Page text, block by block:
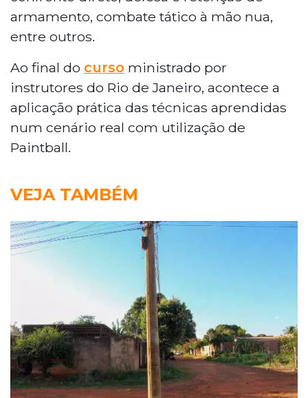
armamento, combate tático à mão nua,
entre outros.
Ao final do curso ministrado por
instrutores do Rio de Janeiro, acontece a
aplicação prática das técnicas aprendidas
num cenário real com utilização de
Paintball.
VEJA TAMBÉM